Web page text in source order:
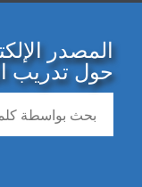
المصدر
حول تدريب